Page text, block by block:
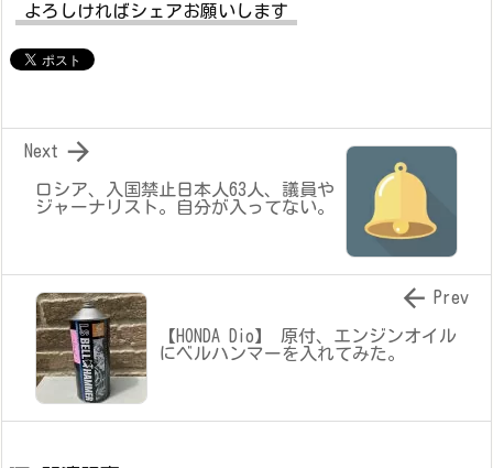
よろしければシェアお願いします
ロシア、入国禁止日本人63人、議員や
ジャーナリスト。自分が入ってない。

Next
【HONDA Dio】 原付、エンジンオイル
にベルハンマーを入れてみた。
 Prev